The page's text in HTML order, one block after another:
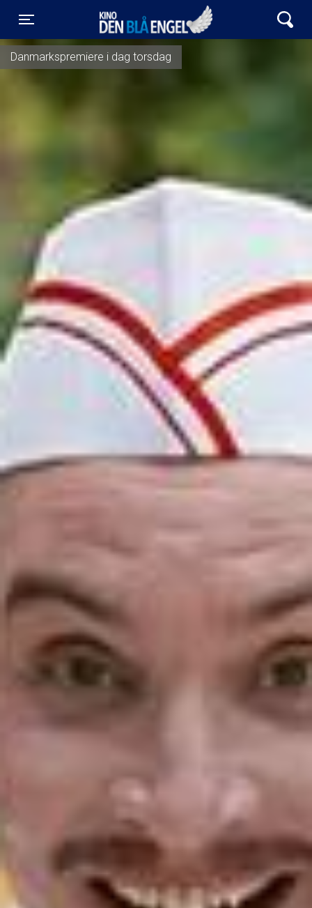
Toggle navigation
Kino Den Blå Engel
Danmarkspremiere i dag torsdag